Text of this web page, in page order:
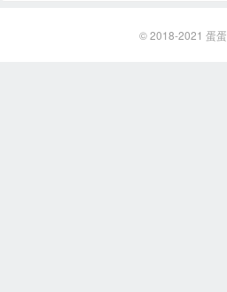
© 2018-2021 蛋